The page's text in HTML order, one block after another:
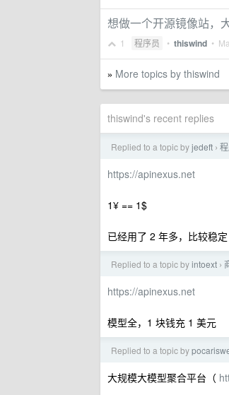
想做一个开源镜像站，
1 程序员 • thiswind •
» More topics by thiswind
thiswind's recent replies
Replied to a topic byjedeft ›
https://apinexus.net
1¥ == 1$
已经用了 2 年多，比较稳定
Replied to a topic byintoext ›
https://apinexus.net
模型全，1 块钱充 1 美元
Replied to a topic by
大规模大模型聚合平台（